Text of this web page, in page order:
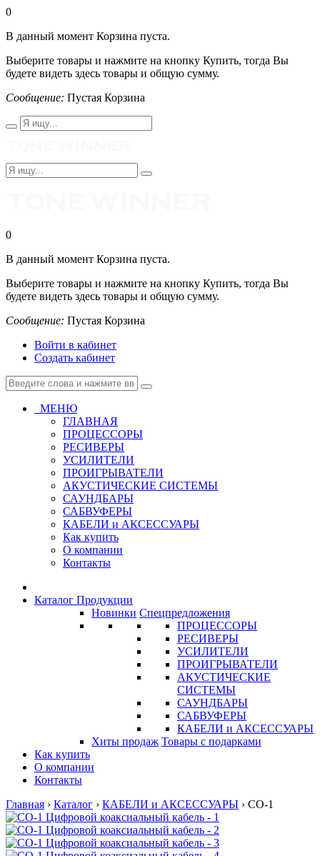
0
В данный момент Корзина пуста.
Выберите товары и нажмите на кнопку Купить, тогда Вы
будете видеть здесь товары и общую сумму.
Сообщение: Пустая Корзина
0
В данный момент Корзина пуста.
Выберите товары и нажмите на кнопку Купить, тогда Вы
будете видеть здесь товары и общую сумму.
Сообщение: Пустая Корзина
Войти в кабинет
Создать кабинет
МЕНЮ
ГЛАВНАЯ
ПРОЦЕССОРЫ
РЕСИВЕРЫ
УСИЛИТЕЛИ
ПРОИГРЫВАТЕЛИ
АКУСТИЧЕСКИЕ СИСТЕМЫ
САУНДБАРЫ
САБВУФЕРЫ
КАБЕЛИ и АКСЕССУАРЫ
Как купить
О компании
Контакты
Каталог Продукции
Новинки Спецпредложения
ПРОЦЕССОРЫ
РЕСИВЕРЫ
УСИЛИТЕЛИ
ПРОИГРЫВАТЕЛИ
АКУСТИЧЕСКИЕ
СИСТЕМЫ
САУНДБАРЫ
САБВУФЕРЫ
КАБЕЛИ и АКСЕССУАРЫ
Хиты продаж Товары с подарками
Как купить
О компании
Контакты
Главная › Каталог › КАБЕЛИ и АКСЕССУАРЫ › CO-1